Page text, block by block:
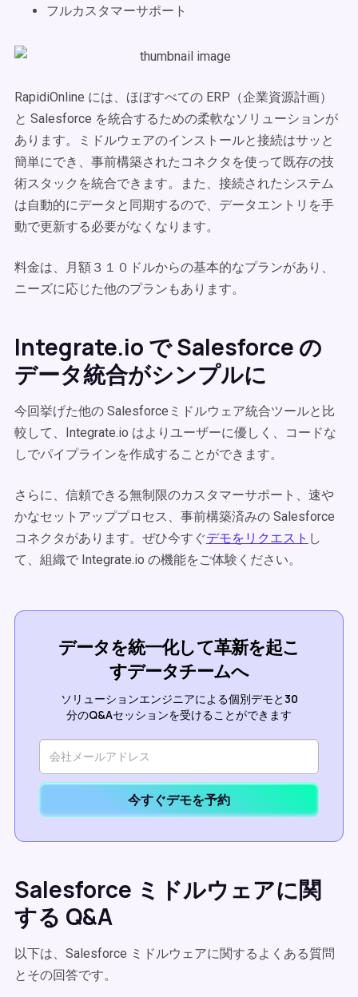
フルカスタマーサポート
RapidiOnline には、ほぼすべての ERP（企業資源計画）
と Salesforce を統合するための柔軟なソリューションが
あります。ミドルウェアのインストールと接続はサッと
簡単にでき、事前構築されたコネクタを使って既存の技
術スタックを統合できます。また、接続されたシステム
は自動的にデータと同期するので、データエントリを手
動で更新する必要がなくなります。
料金は、月額３１０ドルからの基本的なプランがあり、
ニーズに応じた他のプランもあります。
Integrate.io で Salesforce の
データ統合がシンプルに
今回挙げた他の Salesforceミドルウェア統合ツールと比
較して、Integrate.io はよりユーザーに優しく、コードな
しでパイプラインを作成することができます。
さらに、信頼できる無制限のカスタマーサポート、速や
かなセットアッププロセス、事前構築済みの Salesforce
コネクタがあります。ぜひ今すぐデモをリクエスト し
て、組織で Integrate.io の機能をご体験ください。
データを統一化して革新を起こ
すデータチームへ
ソリューションエンジニアによる個別デモと30
分のQ&Aセッションを受けることができます
今すぐデモを予約
Salesforce ミドルウェアに関
する Q&A
以下は、Salesforce ミドルウェアに関するよくある質問
とその回答です。